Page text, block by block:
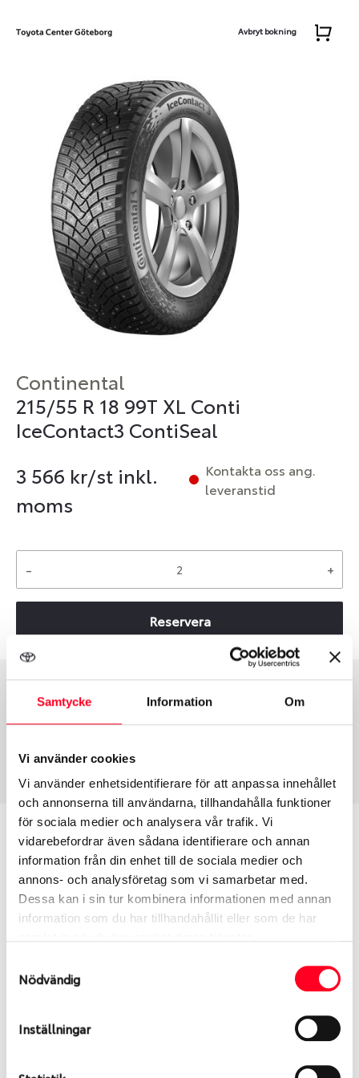
Samtycke Information Om
Vi använder cookies
Vi använder enhetsidentifierare för att anpassa innehållet
och annonserna till användarna, tillhandahålla funktioner
för sociala medier och analysera vår trafik. Vi
vidarebefordrar även sådana identifierare och annan
information från din enhet till de sociala medier och
annons- och analysföretag som vi samarbetar med.
Dessa kan i sin tur kombinera informationen med annan
information som du har tillhandahållit eller som de har
Nödvändig
Inställningar
Avbryt bokning
Continental
215/55 R 18 99T XL Conti
IceContact3 ContiSeal
3 566 kr/st inkl.
moms
Kontakta oss ang.
leveranstid
- +
Reservera
Däcktyp
Vinter
Däckstorlek
215/55 R 18 99T
1485
Passar detta däck min bil?
Ange registreringsnummer för att se om det däck
du valt passar din bilmodell. Om du köper däck som
skall sättas på dina befintliga fälgar, se till att kolla
årens lopp och inte vara samma dimension som
bilen hade ut från fabrik.